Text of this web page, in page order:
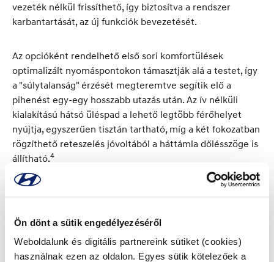
Ön dönt a sütik engedélyezéséről
Weboldalunk és digitális partnereink sütiket (cookies)
használnak ezen az oldalon. Egyes sütik kötelezőek a
vezeték nélkül frissíthető, így biztosítva a rendszer
karbantartását, az új funkciók bevezetését.
Az opcióként rendelhető első sori komfortülések
optimalizált nyomáspontokon támasztják alá a testet, így
a "súlytalanság" érzését megteremtve segítik elő a
pihenést egy-egy hosszabb utazás után. Az ív nélküli
kialakítású hátsó üléspad a lehető legtöbb férőhelyet
nyújtja, egyszerűen tisztán tartható, míg a két fokozatban
rögzíthető reteszelés jóvoltából a háttámla dőlésszöge is
állítható.4